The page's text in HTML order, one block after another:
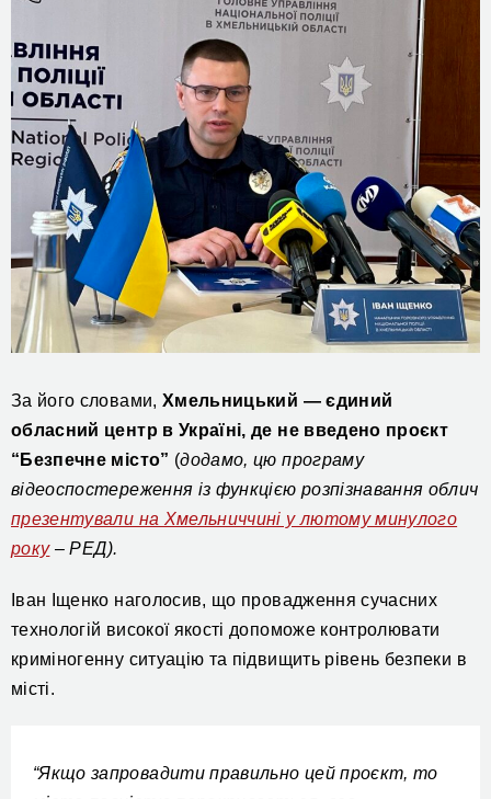
За його словами, Хмельницький —єдиний
обласний центр в Україні, де не введено проєкт
“Безпечне місто” (додамо, цю програму
відеоспостереження із функцією розпізнавання облич
презентували на Хмельниччині у лютому минулого
року– РЕД).
Іван Іщенко наголосив, що провадження сучасних
технологій високої якості допоможе контролювати
криміногенну ситуацію та підвищить рівень безпеки в
місті.
“Якщо запровадити правильно цей проєкт, то